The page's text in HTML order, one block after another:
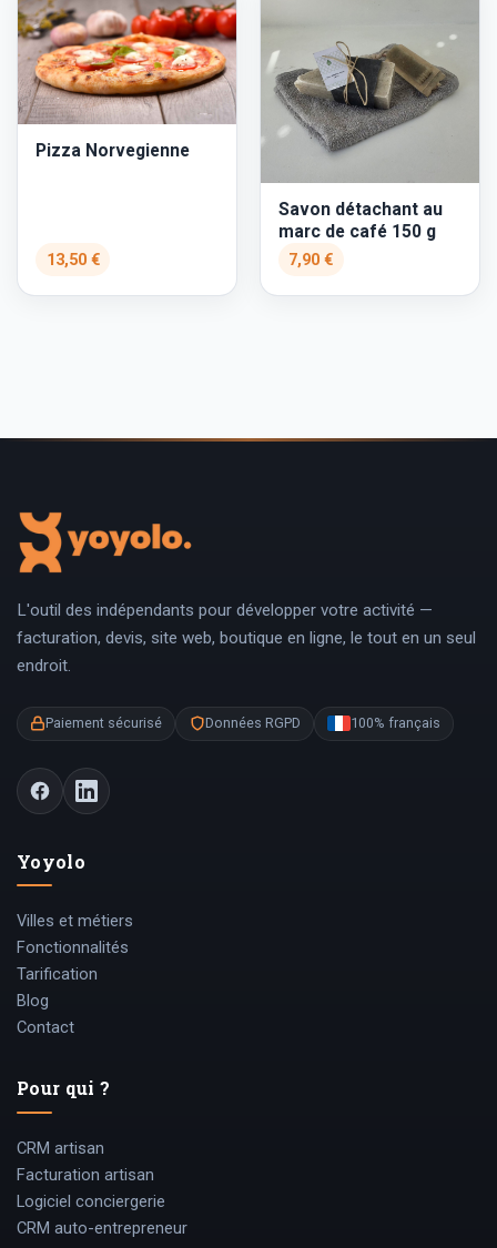
Pizza Norvegienne
13,50 €
Savon détachant au
marc de café 150 g
7,90 €
L'outil des indépendants pour développer votre activité —
facturation, devis, site web, boutique en ligne, le tout en un seul
endroit.
Paiement sécurisé Données RGPD 100% français
Yoyolo
Villes et métiers
Fonctionnalités
Tarification
Blog
Contact
Pour qui ?
CRM artisan
Facturation artisan
Logiciel conciergerie
CRM auto-entrepreneur